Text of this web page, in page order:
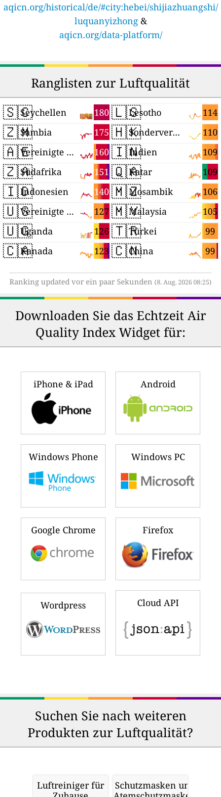
aqicn.org/historical/de/#city:hebei/shijiazhuangshi/
luquanyizhong&
aqicn.org/data-platform/
Ranglisten zur Luftqualität
🇸🇨 180
Seychellen
🇿🇲 175
Sambia
🇦🇪 160
Vereinigte Arabische Emirate
🇿🇦 151
Südafrika
🇮🇩 140
Indonesien
🇺🇸 127
Vereinigte Staaten
🇺🇬 126
Uganda
🇨🇦 123
Kanada
🇱🇸 114
Lesotho
🇭🇰 110
Sonderverwaltungsregion Hongkong
🇮🇳 109
Indien
🇶🇦 109
Katar
🇲🇿 106
Mosambik
🇲🇾 105
Malaysia
🇹🇷 99
Türkei
🇨🇳 99
China
Ranking updated vor ein paar Sekunden (8. Aug. 2026 08:25)
Downloaden Sie das Echtzeit Air
Quality Index Widget für:
iPhone & iPad Android
Windows Phone Windows PC
Google Chrome Firefox
Wordpress Cloud API
Suchen Sie nach weiteren
Produkten zur Luftqualität?
Luftreiniger für
Schutzmasken und